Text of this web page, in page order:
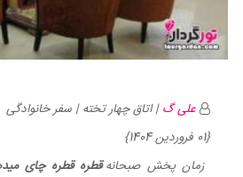
علی گ| اتاق چهار تخته | سفر خانوادگی
{01 فروردین 1404}
زمان پخش صبحانهقطره قطره چای